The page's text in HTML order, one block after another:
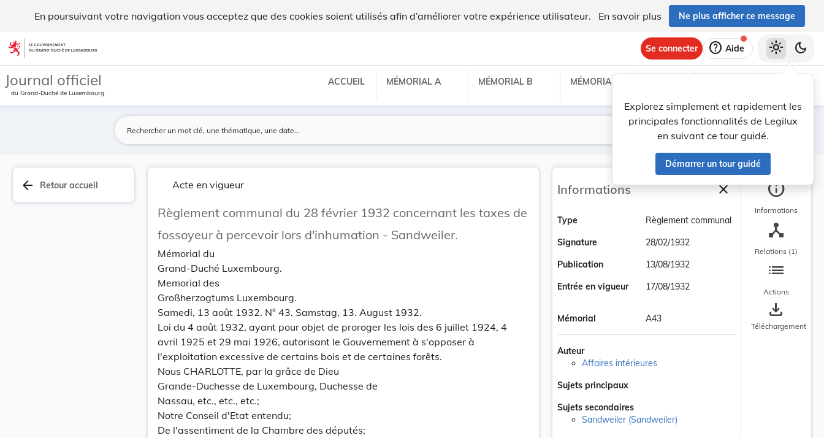
En poursuivant votre navigation vous acceptez que des cookies soient utilisés afin d’améliorer votre expérience utilisateur. En savoir plus Ne plus afficher ce message
Aller au contenu
Se connecter help Aide
Explorez simplement et rapidement les
principales fonctionnalités de Legilux
en suivant ce tour guidé.
Démarrer un tour guidé
light_mode dark_mode
Journal officiel
du Grand-Duché de Luxembourg
ACCUEIL MÉMORIAL A MÉMORIAL B MÉMORIAL C
Lancer la recherche
Filtres
arrow_back Retour accueil Acte en vigueur
Règlement communal du 28 février 1932 concernant les taxes de
fossoyeur à percevoir lors d'inhumation - Sandweiler.
Mémorial du
Grand-Duché Luxembourg.
Memorial des
Großherzogtums Luxembourg.
Samedi, 13 août 1932. N° 43. Samstag, 13. August 1932.
Loi du 4 août 1932, ayant pour objet de proroger les lois des 6 juillet 1924, 4
avril 1925 et 29 mai 1926, autorisant le Gouvernement à s'opposer à
l'exploitation excessive de certains bois et de certaines forêts.
Nous CHARLOTTE, par la grâce de Dieu
Grande-Duchesse de Luxembourg, Duchesse de
Nassau, etc., etc., etc.;
Notre Conseil d'Etat entendu;
De l'assentiment de la Chambre des députés;
Informations closeFermer la barre
Type
Règlement communal
Signature
28/02/1932
Publication
13/08/1932
Entrée en vigueur
17/08/1932
Mémorial A43
Auteur
Affaires intérieures
Sujets principaux
Sujets secondaires
Sandweiler (Sandweiler)
info
Informations
device_hub
Relations (1)
list
Actions
save_alt
Téléchargement